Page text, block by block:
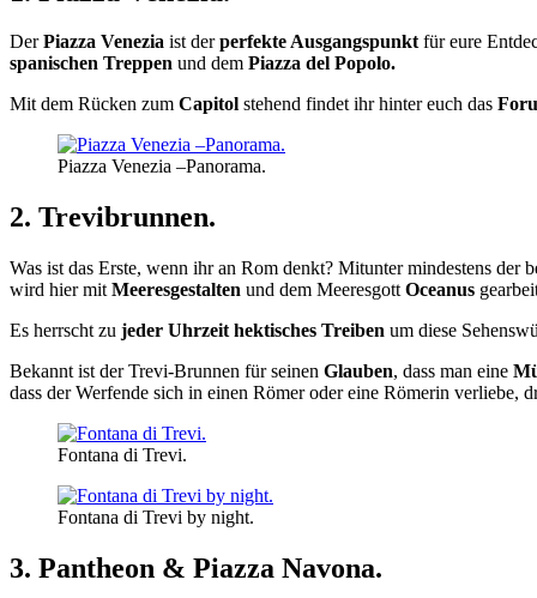
DerPiazza Venezia ist derperfekte Ausgangspunktfür eure
spanischen Treppen und dem Piazza del Popolo.
Mit dem Rücken zum Capitol stehend findet ihr hinter euch das
Piazza Venezia –Panorama.
2. Trevibrunnen.
Was ist das Erste, wenn ihr an Rom denkt? Mitunter mindestens der
wird hier mit Meeresgestalten und dem Meeresgott Oceanus
Es herrscht zu jeder Uhrzeit hektisches Treiben um diese
Bekannt ist der Trevi-Brunnen für seinen Glauben, dass man eine
dass der Werfende sich in einen Römer oder eine Römerin verliebe,
Fontana di Trevi.
Fontana di Trevi by night.
3. Pantheon & Piazza Navona.